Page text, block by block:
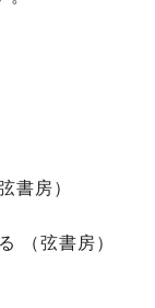
書房）
（弦書房）